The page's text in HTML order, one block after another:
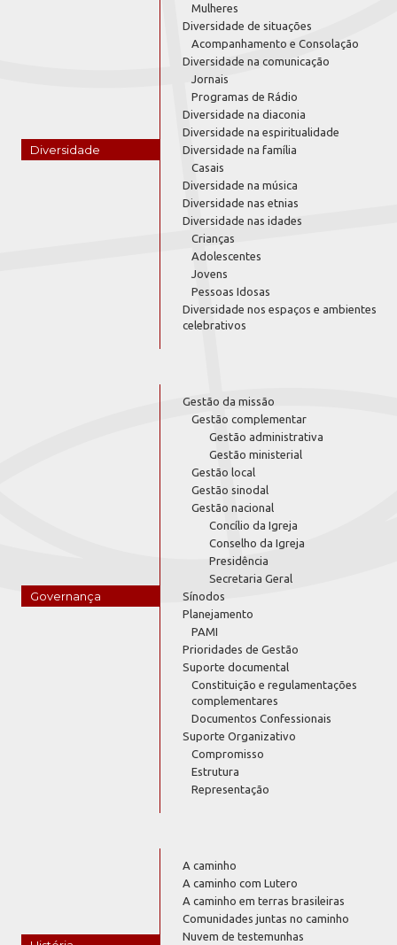
Diversidade
Mulheres
Diversidade de situações
Acompanhamento e Consolação
Diversidade na comunicação
Jornais
Programas de Rádio
Diversidade na diaconia
Diversidade na espiritualidade
Diversidade na família
Casais
Diversidade na música
Diversidade nas etnias
Diversidade nas idades
Crianças
Adolescentes
Jovens
Pessoas Idosas
Diversidade nos espaços e ambientes
celebrativos
Governança
Gestão da missão
Gestão complementar
Gestão administrativa
Gestão ministerial
Gestão local
Gestão sinodal
Gestão nacional
Concílio da Igreja
Conselho da Igreja
Presidência
Secretaria Geral
Sínodos
Planejamento
PAMI
Prioridades de Gestão
Suporte documental
Constituição e regulamentações
complementares
Documentos Confessionais
Suporte Organizativo
Compromisso
Estrutura
Representação
A caminho
A caminho com Lutero
A caminho em terras brasileiras
Comunidades juntas no caminho
Nuvem de testemunhas